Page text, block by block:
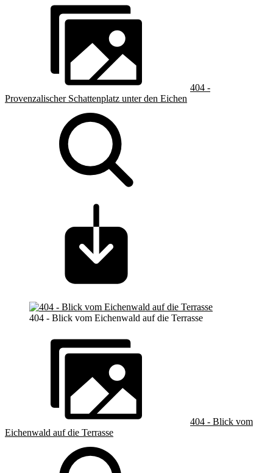
404 -
Provenzalischer Schattenplatz unter den Eichen
404 - Blick vom Eichenwald auf die Terrasse
404 - Blick vom
Eichenwald auf die Terrasse